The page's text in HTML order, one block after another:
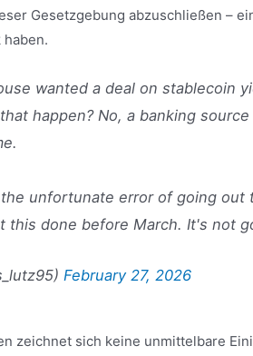
Gesetzgebung abzuschließen –
wanted a deal on stablecoin
happen? No, a banking
unfortunate error of going out
this done before March. It's not
February 27, 2026
zeichnet sich keine unmittelbare